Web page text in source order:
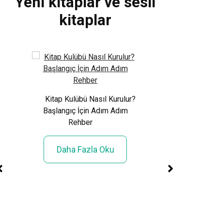
kitaplar
Kitap Kulübü Nasıl Kurulur?
Başlangıç İçin Adım Adım
Rehber
Daha Fazla Oku
Daha Fazla